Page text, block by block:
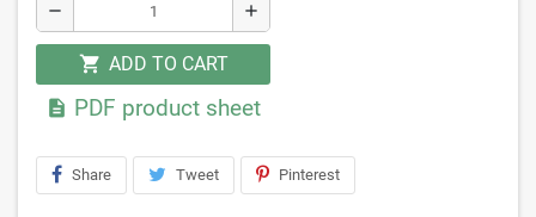
remove add
shopping_cart ADD TO CART
 PDF product sheet
Share Tweet Pinterest